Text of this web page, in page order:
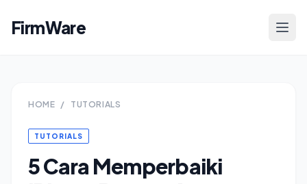
FirmWare
HOME / TUTORIALS
TUTORIALS
5 Cara Memperbaiki